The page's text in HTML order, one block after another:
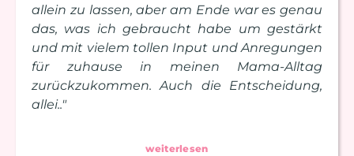
allein zu lassen, aber am Ende war es genau
das, was ich gebraucht habe um gestärkt
und mit vielem tollen Input und Anregungen
für zuhause in meinen Mama-Alltag
zurückzukommen. Auch die Entscheidung,
allei.."
weiterlesen